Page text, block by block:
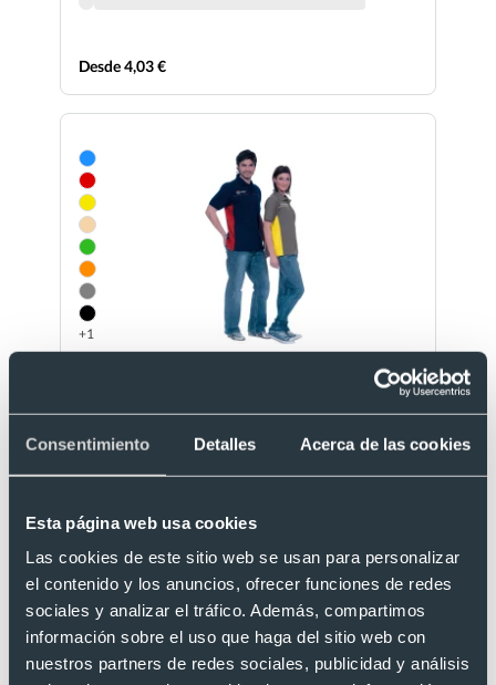
Consentimiento Detalles Acerca de las cookies
Esta página web usa cookies
Las cookies de este sitio web se usan para personalizar
el contenido y los anuncios, ofrecer funciones de redes
sociales y analizar el tráfico. Además, compartimos
información sobre el uso que haga del sitio web con
nuestros partners de redes sociales, publicidad y análisis
Desde 4,03 €
+1
Ref. V505
Desde 5,50 €